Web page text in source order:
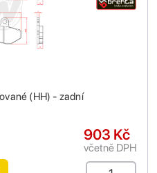
(HH) - zadní
903 Kč
včetně DPH